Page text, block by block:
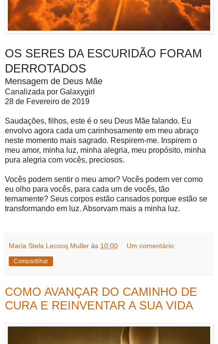
OS SERES DA ESCURIDÃO FORAM
DERROTADOS
Mensagem de Deus Mãe
Canalizada por Galaxygirl
28 de Fevereiro de 2019
Saudações, filhos, este é o seu Deus Mãe falando. Eu
envolvo agora cada um carinhosamente em meu abraço
neste momento mais sagrado. Respirem-me. Inspirem o
meu amor, minha luz, minha alegria, meu propósito, minha
pura alegria com vocês, preciosos.
Vocês podem sentir o meu amor? Vocês podem ver como
eu olho para vocês, para cada um de vocês, tão
ternamente? Seus corpos estão cansados ​​porque estão se
transformando em luz. Absorvam mais a minha luz.
Maria Stela Lecocq Muller às 10:00 Um comentário:
Compartilhar
COMO AVANÇAR DO CAMINHO DE
CURA E REINVENTAR A SUA VIDA